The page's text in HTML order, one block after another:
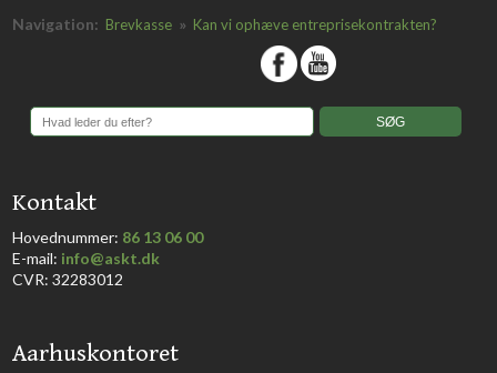
Navigation: Brevkasse » Kan vi ophæve entreprisekontrakten?
​
​Kontakt
Hovednummer: 86 13 06 00
​E-mail: info@askt.dk
CVR: 32283012
​Aarhuskontoret